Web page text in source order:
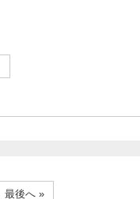
最後へ »